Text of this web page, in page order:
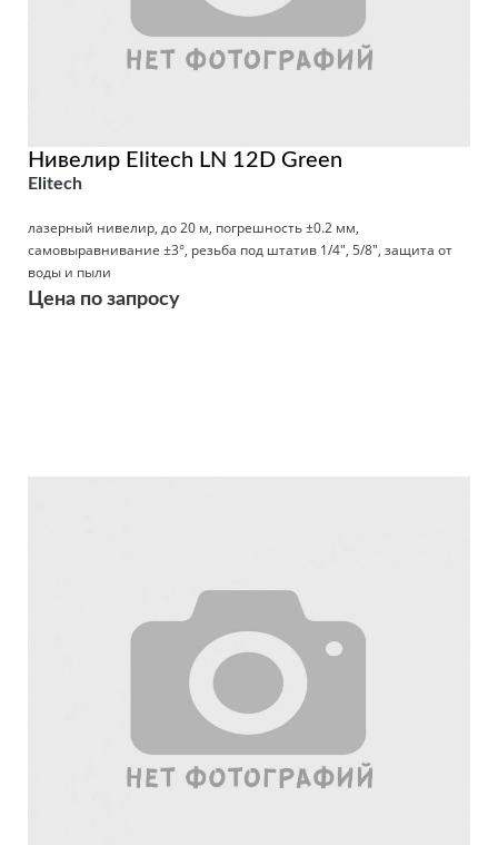
Нивелир Elitech LN 12D Green
Elitech
лазерный нивелир, до 20 м, погрешность ±0.2 мм,
самовыравнивание ±3°, резьба под штатив 1/4", 5/8", защита от
воды и пыли
Цена по запросу